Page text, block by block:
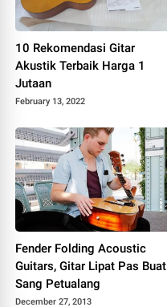
10 Rekomendasi Gitar
Akustik Terbaik Harga 1
Jutaan
February 13, 2022
Fender Folding Acoustic
Guitars, Gitar Lipat Pas Buat
Sang Petualang
December 27, 2013